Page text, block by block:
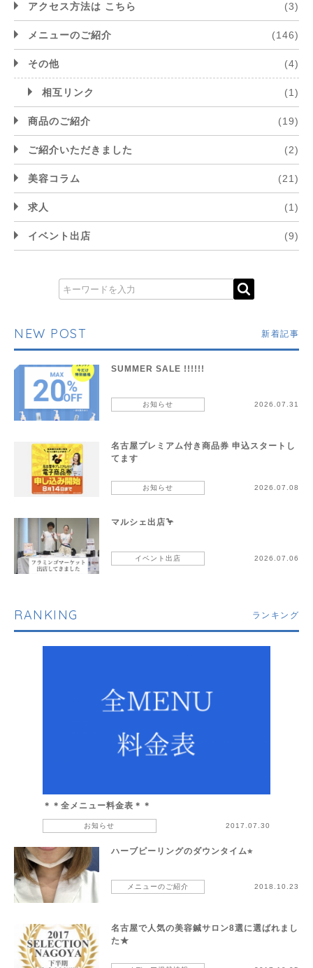
アクセス方法は こちら (3)
メニューのご紹介 (146)
その他 (4)
相互リンク (1)
商品のご紹介 (19)
ご紹介いただきました (2)
美容コラム (21)
求人 (1)
イベント出店 (9)
NEW POST 新着記事
SUMMER SALE !!!!!!
お知らせ 2026.07.31
名古屋プレミアム付き商品券 申込スタートし
てます
お知らせ 2026.07.08
マルシェ出店🦩
イベント出店 2026.07.06
RANKING ランキング
＊＊全メニュー料金表＊＊
お知らせ 2017.07.30
ハーブピーリングのダウンタイム⭐︎
メニューのご紹介 2018.10.23
名古屋で人気の美容鍼サロン8選に選ばれまし
た★